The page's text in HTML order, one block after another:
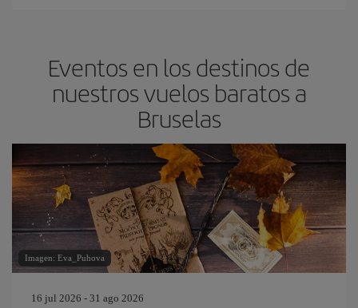
Eventos en los destinos de
nuestros vuelos baratos a
Bruselas
Imagen: Eva_Puhova
16 jul 2026 - 31 ago 2026